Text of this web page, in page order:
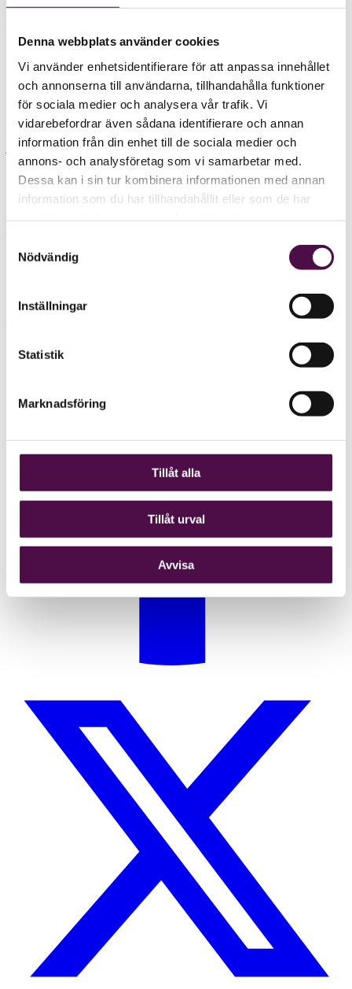
Denna webbplats använder cookies
Vi använder enhetsidentifierare för att anpassa innehållet
och annonserna till användarna, tillhandahålla funktioner
för sociala medier och analysera vår trafik. Vi
vidarebefordrar även sådana identifierare och annan
information från din enhet till de sociala medier och
annons- och analysföretag som vi samarbetar med.
Dessa kan i sin tur kombinera informationen med annan
information som du har tillhandahållit eller som de har
Nödvändig
Inställningar
Statistik
Marknadsföring
Tillåt alla
Tillåt urval
Avvisa
lockats över till WeAudit, där han blir partner.
−Detta är en superrekrytering, vi har letat länge efter den här typen
av person. Daniel har framgångsrikt varit med och byggt upp RSM i
Göteborg. Han kommer att vara viktig för hela WeAudit, inte bara
Göteborgskontoret. Daniel har precis kommit ombord, han har just
anställt fyra nya medarbetare från olika håll. Det innebär att vi
dubblar antalet medarbetare i Göteborg, säger WeAudits VD
Ahnkron, till Revisionsvärlden.
WeAudit utnämndes tidigare i år till Årets framtidsbyrå.
WeAudit skapar ringar på vattnet